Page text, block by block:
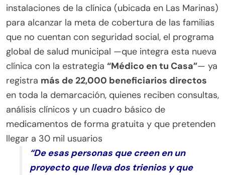
instalaciones de la clínica (ubicada en Las Marinas)
para alcanzar la meta de cobertura de las familias
que no cuentan con seguridad social, el programa
global de salud municipal —que integra esta nueva
clínica con la estrategia “Médico en tu Casa”— ya
registra más de 22,000 beneficiarios directos
en toda la demarcación, quienes reciben consultas,
análisis clínicos y un cuadro básico de
medicamentos de forma gratuita y que pretenden
llegar a 30 mil usuarios
“De esas personas que creen en un
proyecto que lleva dos trienios y que